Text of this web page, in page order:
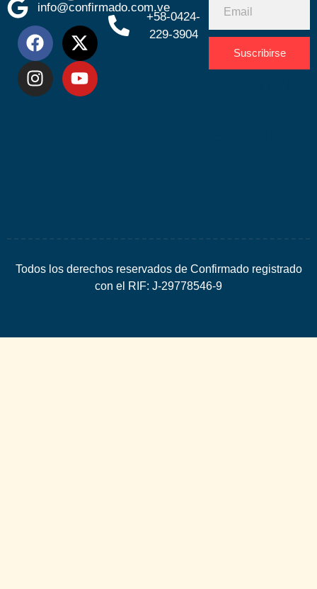
info@confirmado.com.ve
+58-0424-
229-3904
Suscribirse
Todos los derechos reservados de Confirmado registrado
con el RIF: J-29778546-9